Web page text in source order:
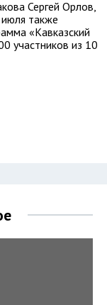
Сергей Орлов,
также
«Кавказский
участников из 10